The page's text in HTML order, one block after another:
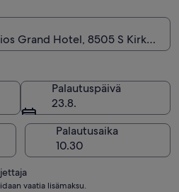
Grand Hotel, 8505 S Kirkman
Palautuspäivä
23.8.
Palautusaika
vaatia lisämaksu.